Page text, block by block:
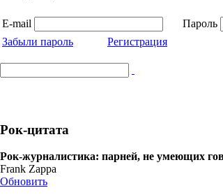
E-mail
Пароль
Забыли пароль
Регистрация
Рок-цитата
Рок-журналистика: парней, не умеющих
Frank Zappa
Обновить